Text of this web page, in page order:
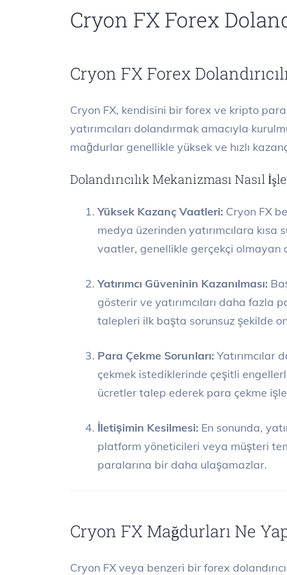
Cryon FX Forex
Cryon FX Forex
Cryon FX, kendisini bir forex ve kripto
yatırımcıları dolandırmak amacıyla
mağdurlar genellikle yüksek ve hızlı
Dolandırıcılık Mekanizması Nasıl
Yüksek Kazanç Vaatleri: Cryon FX
medya üzerinden yatırımcılara
vaatler, genellikle gerçekçi olmayan
Yatırımcı Güveninin Kazanılması:
gösterir ve yatırımcıları daha fazla
talepleri ilk başta sorunsuz şekilde
Para Çekme Sorunları: Yatırımcılar
çekmek istediklerinde çeşitli
ücretler talep ederek para çekme
İletişimin Kesilmesi: En sonunda,
platform yöneticileri veya müşteri
paralarına bir daha ulaşamazlar.
Cryon FX Mağdurları Ne
Cryon FX veya benzeri bir forex